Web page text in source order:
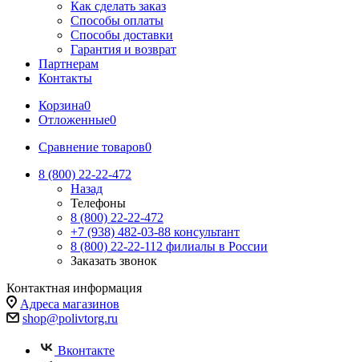
Как сделать заказ
Способы оплаты
Способы доставки
Гарантия и возврат
Партнерам
Контакты
Корзина0
Отложенные0
Сравнение товаров0
8 (800) 22-22-472
Назад
Телефоны
8 (800) 22-22-472
+7 (938) 482-03-88 консультант
8 (800) 22-22-112 филиалы в России
Заказать звонок
Контактная информация
Адреса магазинов
shop@polivtorg.ru
Вконтакте